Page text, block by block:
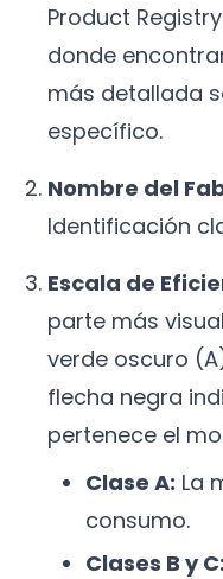
Product
donde
más detallada
específico.
Nombre del
Identificación
Escala de
parte más
verde oscuro
flecha negra
pertenece el
Clase A: La
consumo.
Clases B y C: